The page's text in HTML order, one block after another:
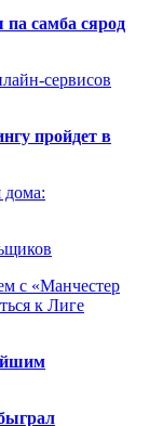
па самба сярод
сервисов
пройдет в
дома:
с «Манчестер
к Лиге